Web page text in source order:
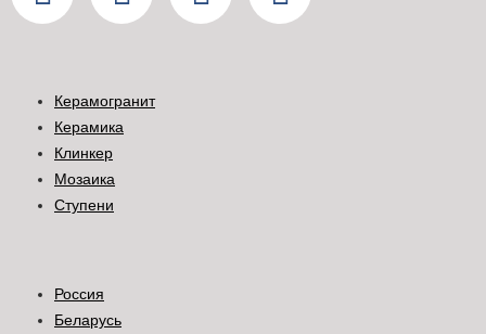
Керамогранит
Керамика
Клинкер
Мозаика
Ступени
Россия
Беларусь